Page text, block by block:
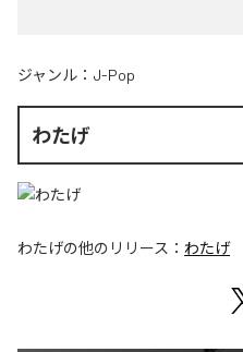
ジャンル： J-Pop
わたげ
わたげの他のリリース： わたげ